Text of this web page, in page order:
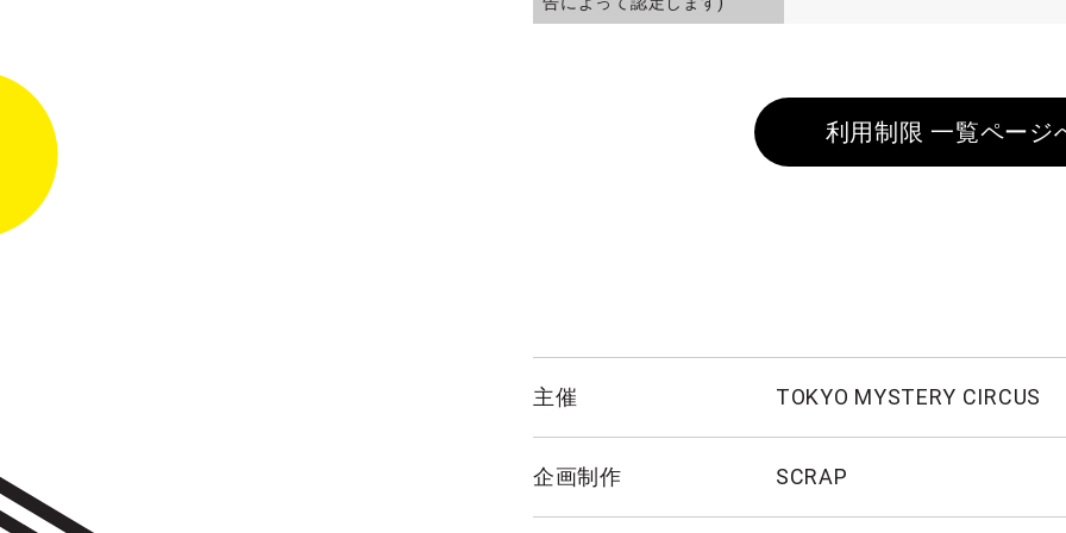
利用制限 一覧ページ
主催 TOKYO MYSTERY CIRCUS
企画制作 SCRAP